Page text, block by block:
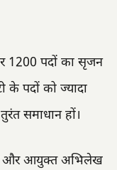
1200 पदों का सृजन
पदों को ज्यादा
समाधान हों।
और आयुक्त अभिलेख